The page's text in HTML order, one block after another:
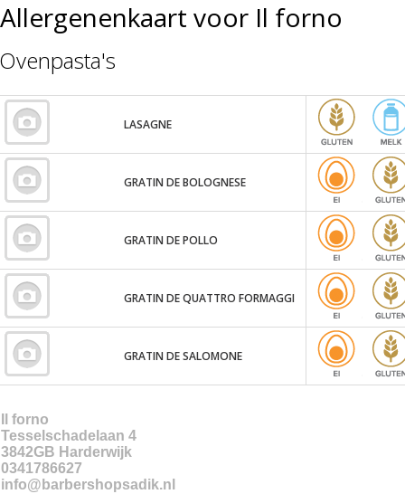
Allergenenkaart voor Il forno
Ovenpasta's
LASAGNE
GRATIN DE BOLOGNESE
GRATIN DE POLLO
GRATIN DE QUATTRO FORMAGGI
GRATIN DE SALOMONE
Il forno
Tesselschadelaan 4
3842GB Harderwijk
0341786627
info@barbershopsadik.nl